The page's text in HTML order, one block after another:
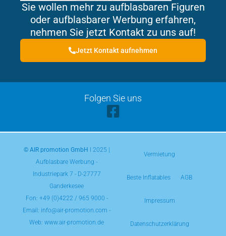
Sie wollen mehr zu aufblasbaren Figuren
oder aufblasbarer Werbung erfahren,
nehmen Sie jetzt Kontakt zu uns auf!
Jetzt Kontakt aufnehmen
Folgen Sie uns
© AIR promotion GmbH l 2025 |
Aufblasbare Werbung -
Industriepark 7 - D-27777
Ganderkesee
Fon: +49 (0)4222 / 965 9000 -
Email: info@air-promotion.com -
Web: www.air-promotion.de
Vermietung
Beste Inflatables AGB
Impressum
Datenschutzerklärung